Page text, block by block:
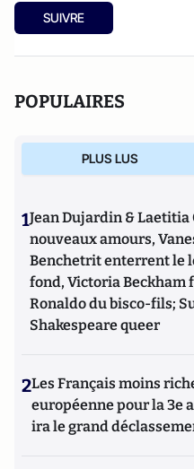
SUIVRE
POPULAIRES
PLUS LUS
1Jean Dujardin &
nouveaux amours,
Benchetrit enterrent le
fond, Victoria
Ronaldo du bisco-fils;
Shakespeare queer
2Les Français moins
européenne pour la 3e
ira le grand